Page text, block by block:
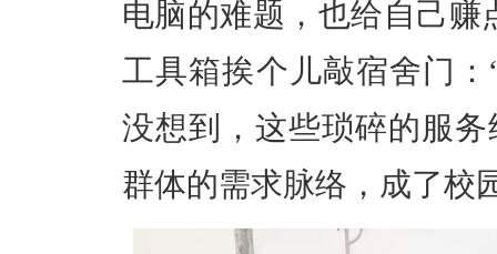
电脑的难题，也给自己赚
工具箱挨个儿敲宿舍门
没想到，这些琐碎的服
群体的需求脉络，成了校